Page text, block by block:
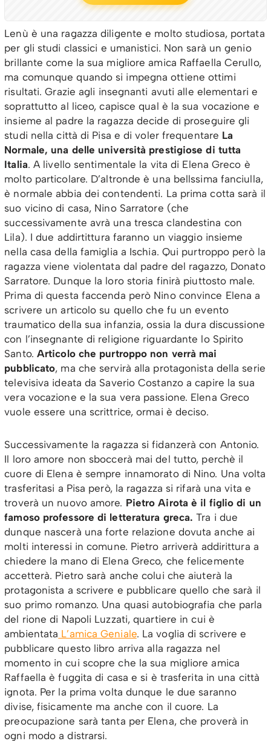
Lenù è una ragazza diligente e molto studiosa, portata
per gli studi classici e umanistici. Non sarà un genio
brillante come la sua migliore amica Raffaella Cerullo,
ma comunque quando si impegna ottiene ottimi
risultati. Grazie agli insegnanti avuti alle elementari e
soprattutto al liceo, capisce qual è la sua vocazione e
insieme al padre la ragazza decide di proseguire gli
studi nella città di Pisa e di voler frequentare La
Normale, una delle università prestigiose di tutta
Italia. A livello sentimentale la vita di Elena Greco è
molto particolare. D’altronde è una bellssima fanciulla,
è normale abbia dei contendenti. La prima cotta sarà il
suo vicino di casa, Nino Sarratore (che
successivamente avrà una tresca clandestina con
Lila). I due addirtittura faranno un viaggio insieme
nella casa della famiglia a Ischia. Qui purtroppo però la
ragazza viene violentata dal padre del ragazzo, Donato
Sarratore. Dunque la loro storia finirà piuttosto male.
Prima di questa faccenda però Nino convince Elena a
scrivere un articolo su quello che fu un evento
traumatico della sua infanzia, ossia la dura discussione
con l’insegnante di religione riguardante lo Spirito
Santo. Articolo che purtroppo non verrà mai
pubblicato, ma che servirà alla protagonista della serie
televisiva ideata da Saverio Costanzo a capire la sua
vera vocazione e la sua vera passione. Elena Greco
vuole essere una scrittrice, ormai è deciso.
Successivamente la ragazza si fidanzerà con Antonio.
Il loro amore non sboccerà mai del tutto, perchè il
cuore di Elena è sempre innamorato di Nino. Una volta
trasferitasi a Pisa però, la ragazza si rifarà una vita e
troverà un nuovo amore. Pietro Airota è il figlio di un
famoso professore di letteratura greca. Tra i due
dunque nascerà una forte relazione dovuta anche ai
molti interessi in comune. Pietro arriverà addirittura a
chiedere la mano di Elena Greco, che felicemente
accetterà. Pietro sarà anche colui che aiuterà la
protagonista a scrivere e pubblicare quello che sarà il
suo primo romanzo. Una quasi autobiografia che parla
del rione di Napoli Luzzati, quartiere in cui è
ambientata L’amica Geniale. La voglia di scrivere e
pubblicare questo libro arriva alla ragazza nel
momento in cui scopre che la sua migliore amica
Raffaella è fuggita di casa e si è trasferita in una città
ignota. Per la prima volta dunque le due saranno
divise, fisicamente ma anche con il cuore. La
preocupazione sarà tanta per Elena, che proverà in
ogni modo a distrarsi.